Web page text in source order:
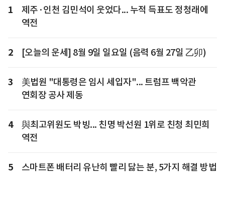
1
제주·인천 김민석이 웃었다... 누적 득표도 정청래에
역전
2 [오늘의 운세] 8월 9일 일요일 (음력 6월 27일 乙卯)
3
美법원 "대통령은 임시 세입자"... 트럼프 백악관
연회장 공사 제동
4
與최고위원도 박빙... 친명 박선원 1위로 친청 최민희
역전
5 스마트폰 배터리 유난히 빨리 닳는 분, 5가지 해결 방법